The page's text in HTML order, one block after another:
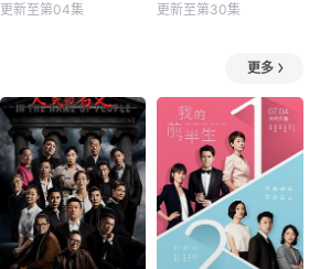
更新至第04集 更新至第30集
更多